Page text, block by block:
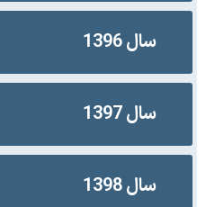
سال 1396
سال 1397
سال 1398